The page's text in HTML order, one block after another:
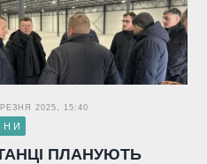
2025, 15:40
ПЛАНУЮТЬ